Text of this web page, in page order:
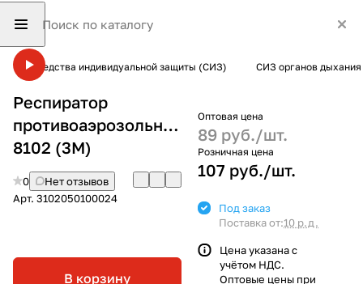
Средства индивидуальной защиты (СИЗ) СИЗ органов дыхания
Респиратор
противоаэрозольный
8102 (3М)
0
Нет отзывов
Арт. 3102050100024
В корзину
Оптовая цена
89 руб./шт.
Розничная цена
107 руб./шт.
Под заказ
Поставка от:10 р.д.
Цена указана с
учётом НДС.
Оптовые цены при